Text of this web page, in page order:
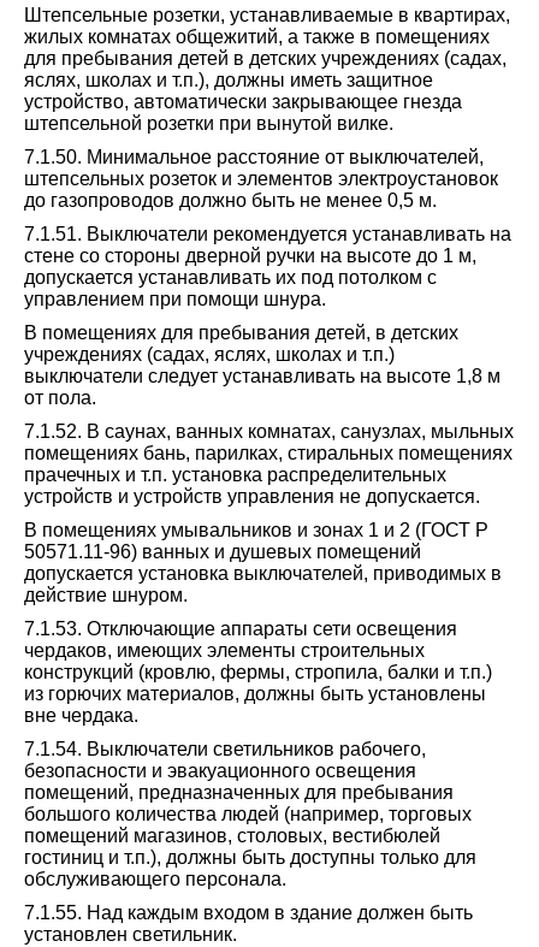
Штепсельные розетки, устанавливаемые в квартирах,
жилых комнатах общежитий, а также в помещениях
для пребывания детей в детских учреждениях (садах,
яслях, школах и т.п.), должны иметь защитное
устройство, автоматически закрывающее гнезда
штепсельной розетки при вынутой вилке.
7.1.50. Минимальное расстояние от выключателей,
штепсельных розеток и элементов электроустановок
до газопроводов должно быть не менее 0,5 м.
7.1.51. Выключатели рекомендуется устанавливать на
стене со стороны дверной ручки на высоте до 1 м,
допускается устанавливать их под потолком с
управлением при помощи шнура.
В помещениях для пребывания детей, в детских
учреждениях (садах, яслях, школах и т.п.)
выключатели следует устанавливать на высоте 1,8 м
от пола.
7.1.52. В саунах, ванных комнатах, санузлах, мыльных
помещениях бань, парилках, стиральных помещениях
прачечных и т.п. установка распределительных
устройств и устройств управления не допускается.
В помещениях умывальников и зонах 1 и 2 (ГОСТ Р
50571.11-96) ванных и душевых помещений
допускается установка выключателей, приводимых в
действие шнуром.
7.1.53. Отключающие аппараты сети освещения
чердаков, имеющих элементы строительных
конструкций (кровлю, фермы, стропила, балки и т.п.)
из горючих материалов, должны быть установлены
вне чердака.
7.1.54. Выключатели светильников рабочего,
безопасности и эвакуационного освещения
помещений, предназначенных для пребывания
большого количества людей (например, торговых
помещений магазинов, столовых, вестибюлей
гостиниц и т.п.), должны быть доступны только для
обслуживающего персонала.
7.1.55. Над каждым входом в здание должен быть
установлен светильник.